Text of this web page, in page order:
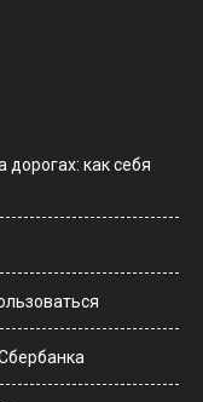
как себя